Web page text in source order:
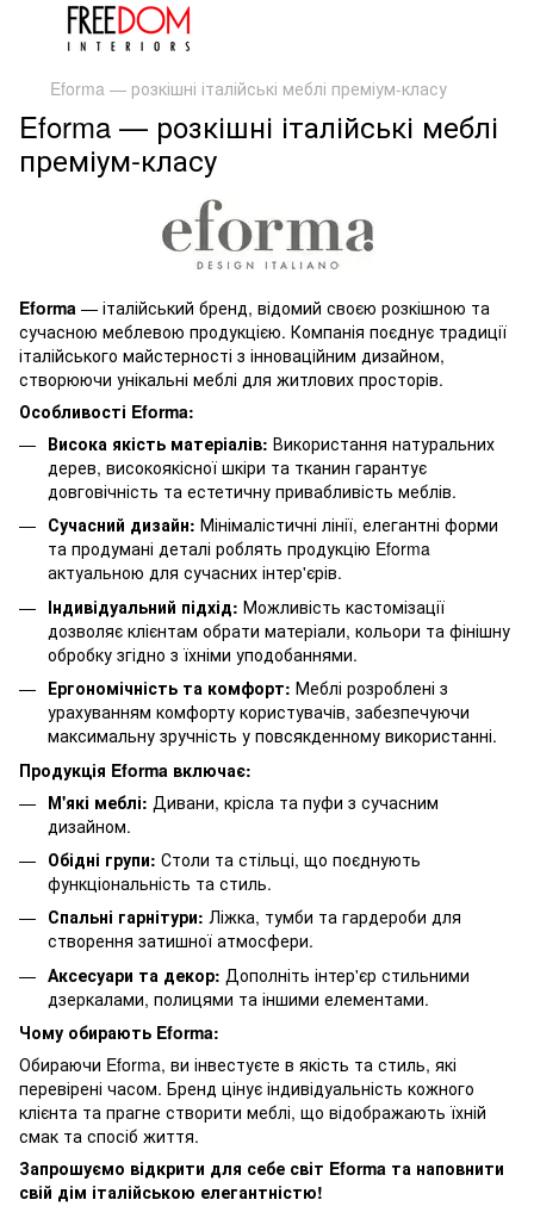
Eforma — розкішні італійські меблі преміум-класу
Eforma — розкішні італійські меблі
преміум-класу
Eforma — італійський бренд, відомий своєю розкішною та
сучасною меблевою продукцією. Компанія поєднує традиції
італійського майстерності з інноваційним дизайном,
створюючи унікальні меблі для житлових просторів.
Особливості Eforma:
Висока якість матеріалів: Використання натуральних
дерев, високоякісної шкіри та тканин гарантує
довговічність та естетичну привабливість меблів.
Сучасний дизайн: Мінімалістичні лінії, елегантні форми
та продумані деталі роблять продукцію Eforma
актуальною для сучасних інтер'єрів.
Індивідуальний підхід: Можливість кастомізації
дозволяє клієнтам обрати матеріали, кольори та фінішну
обробку згідно з їхніми уподобаннями.
Ергономічність та комфорт: Меблі розроблені з
урахуванням комфорту користувачів, забезпечуючи
максимальну зручність у повсякденному використанні.
Продукція Eforma включає:
М'які меблі: Дивани, крісла та пуфи з сучасним
дизайном.
Обідні групи: Столи та стільці, що поєднують
функціональність та стиль.
Спальні гарнітури: Ліжка, тумби та гардероби для
створення затишної атмосфери.
Аксесуари та декор: Дополніть інтер'єр стильними
дзеркалами, полицями та іншими елементами.
Чому обирають Eforma:
Обираючи Eforma, ви інвестуєте в якість та стиль, які
перевірені часом. Бренд цінує індивідуальність кожного
клієнта та прагне створити меблі, що відображають їхній
смак та спосіб життя.
Запрошуємо відкрити для себе світ Eforma та наповнити
свій дім італійською елегантністю!